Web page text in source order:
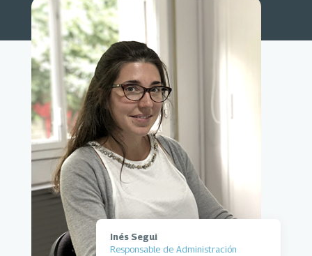
Inés Segui
Responsable de Administración